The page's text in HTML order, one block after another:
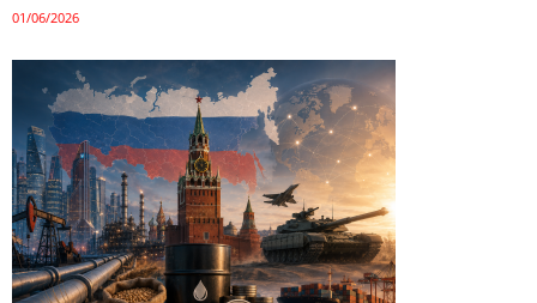
01/06/2026